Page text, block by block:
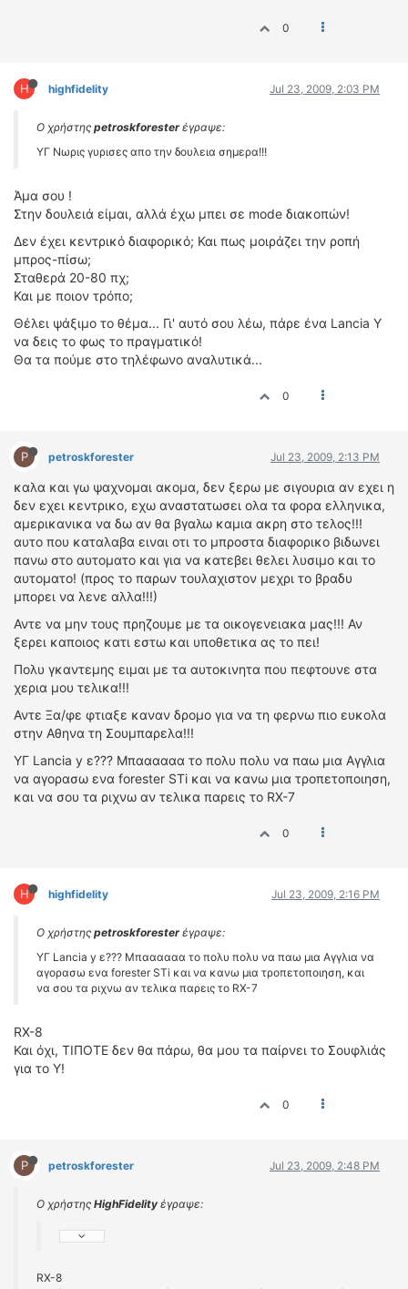
0
H highfidelity Jul 23, 2009, 2:03 PM
Ο χρήστης petroskforester έγραψε:
ΥΓ Νωρις γυρισες απο την δουλεια σημερα!!!
Άμα σου !
Στην δουλειά είμαι, αλλά έχω μπει σε mode διακοπών!
Δεν έχει κεντρικό διαφορικό; Και πως μοιράζει την ροπή
μπρος-πίσω;
Σταθερά 20-80 πχ;
Και με ποιον τρόπο;
Θέλει ψάξιμο το θέμα... Γι' αυτό σου λέω, πάρε ένα Lancia Y
να δεις το φως το πραγματικό!
Θα τα πούμε στο τηλέφωνο αναλυτικά...
0
P petroskforester Jul 23, 2009, 2:13 PM
καλα και γω ψαχνομαι ακομα, δεν ξερω με σιγουρια αν εχει η
δεν εχει κεντρικο, εχω αναστατωσει ολα τα φορα ελληνικα,
αμερικανικα να δω αν θα βγαλω καμια ακρη στο τελος!!!
αυτο που καταλαβα ειναι οτι το μπροστα διαφορικο βιδωνει
πανω στο αυτοματο και για να κατεβει θελει λυσιμο και το
αυτοματο! (προς το παρων τουλαχιστον μεχρι το βραδυ
μπορει να λενε αλλα!!!)
Αντε να μην τους πρηζουμε με τα οικογενειακα μας!!! Αν
ξερει καποιος κατι εστω και υποθετικα ας το πει!
Πολυ γκαντεμης ειμαι με τα αυτοκινητα που πεφτουνε στα
χερια μου τελικα!!!
Αντε Ξα/φε φτιαξε καναν δρομο για να τη φερνω πιο ευκολα
στην Αθηνα τη Σουμπαρελα!!!
YΓ Lancia y ε??? Μπαααααα το πολυ πολυ να παω μια Αγγλια
να αγορασω ενα forester STi και να κανω μια τροπετοποιηση,
και να σου τα ριχνω αν τελικα παρεις το RX-7
0
H highfidelity Jul 23, 2009, 2:16 PM
Ο χρήστης petroskforester έγραψε:
YΓ Lancia y ε??? Μπαααααα το πολυ πολυ να παω μια Αγγλια να
αγορασω ενα forester STi και να κανω μια τροπετοποιηση, και
να σου τα ριχνω αν τελικα παρεις το RX-7
RX-8
Και όχι, ΤΙΠΟΤΕ δεν θα πάρω, θα μου τα παίρνει το Σουφλιάς
για το Υ!
0
P petroskforester Jul 23, 2009, 2:48 PM
Ο χρήστης HighFidelity έγραψε:
RX-8